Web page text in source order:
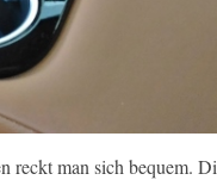
reckt man sich bequem.